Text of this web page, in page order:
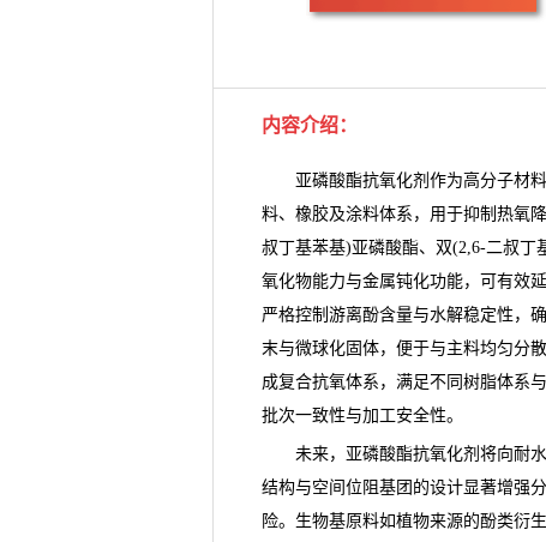
内容介绍：
亚磷酸酯抗氧化剂作为高分子材料
料、橡胶及涂料体系，用于抑制热氧
叔丁基苯基)亚磷酸酯、双(2,6-二叔丁
氧化物能力与金属钝化功能，可有效
严格控制游离酚含量与水解稳定性，
末与微球化固体，便于与主料均匀分散
成复合抗氧体系，满足不同 树脂体系
批次一致性与加工安全性。
未来， 亚磷酸酯抗氧化剂 将向耐
结构与空间位阻基团的设计显著增强
险。生物基原料如植物来源的酚类衍